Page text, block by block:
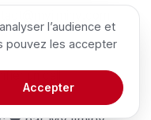
nous ?
un call
l’audience et
pouvez les accepter
Accepter